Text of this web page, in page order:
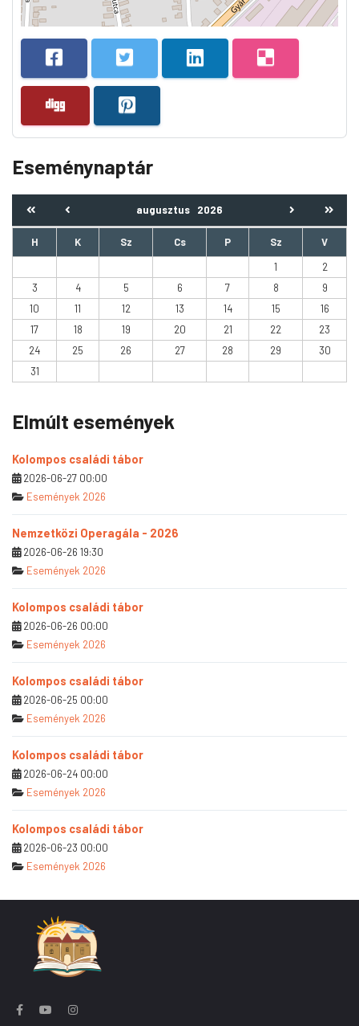
Eseménynaptár
augusztus 2026
H K Sz Cs P Sz
V
1
2
3
4 5 6 7 8
9
10
11 12 13 14 15
16
17
18 19 20 21 22
23
24
25 26 27 28 29
30
31
Elmúlt események
Kolompos családi tábor
2026-06-27 00:00
Események 2026
Nemzetközi Operagála - 2026
2026-06-26 19:30
Események 2026
Kolompos családi tábor
2026-06-26 00:00
Események 2026
Kolompos családi tábor
2026-06-25 00:00
Események 2026
Kolompos családi tábor
2026-06-24 00:00
Események 2026
Kolompos családi tábor
2026-06-23 00:00
Események 2026